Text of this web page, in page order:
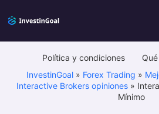
Política y condiciones
InvestinGoal» Forex Trading »
Interactive Brokers opiniones »
Mínimo